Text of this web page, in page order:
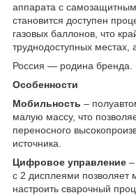
аппарата с
становится доступен
газовых баллонов, что
труднодоступных местах,
Россия — родина бренда.
Особенности
Мобильность –
малую массу, что
переносного
источника.
Цифровое управление
с 2 дисплеями позволяет
настроить сварочный